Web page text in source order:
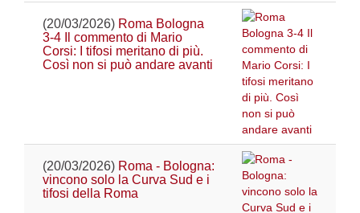
(20/03/2026) Roma Bologna
3-4 Il commento di Mario
Corsi: I tifosi meritano di più.
Così non si può andare avanti
(20/03/2026) Roma - Bologna:
vincono solo la Curva Sud e i
tifosi della Roma